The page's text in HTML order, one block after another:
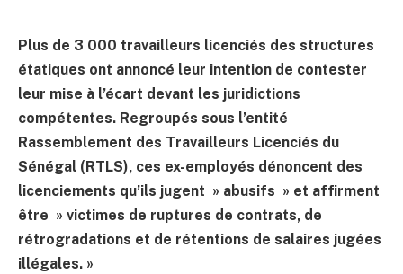
Plus de 3 000 travailleurs licenciés des structures
étatiques ont annoncé leur intention de contester
leur mise à l’écart devant les juridictions
compétentes. Regroupés sous l’entité
Rassemblement des Travailleurs Licenciés du
Sénégal (RTLS), ces ex-employés dénoncent des
licenciements qu’ils jugent » abusifs » et affirment
être » victimes de ruptures de contrats, de
rétrogradations et de rétentions de salaires jugées
illégales. »